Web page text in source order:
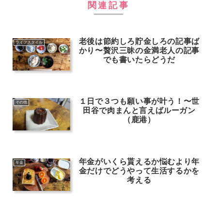
関連記事
ライフスタイル
老後は節約しろ貯金しろの記事ば
かり〜贅沢三昧の金満老人の記事
でも書いたらどうだ
その他
１日で３つも願い事が叶う！〜世
田谷で肉まんと言えばルーガン
（鹿港）
年金
年金がいくら貰えるか悩むより年
金だけでどうやって生活するかを
考える